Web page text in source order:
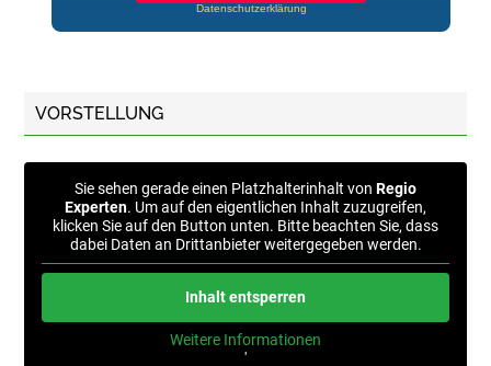
Datenschutzerklärung
VORSTELLUNG
Sie sehen gerade einen Platzhalterinhalt von Regio
Experten. Um auf den eigentlichen Inhalt zuzugreifen,
klicken Sie auf den Button unten. Bitte beachten Sie, dass
dabei Daten an Drittanbieter weitergegeben werden.
Inhalt entsperren
Weitere Informationen
'